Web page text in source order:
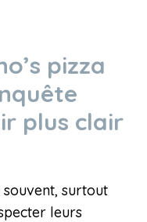
pizza
plus clair
souvent, surtout
leurs